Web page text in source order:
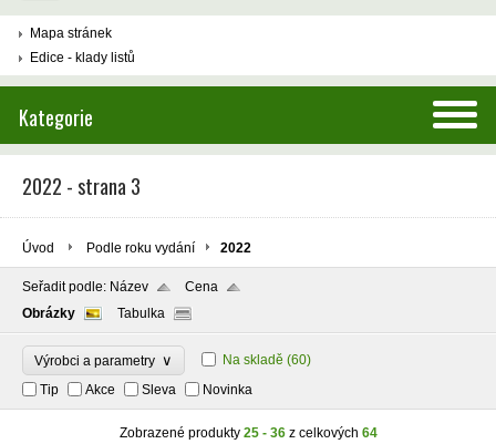
Mapa stránek
Edice - klady listů
Kategorie
2022 - strana 3
Úvod Podle roku vydání 2022
Seřadit podle: Název
Cena
Obrázky
Tabulka
Výrobci a parametry ∨ Na skladě (60)
Tip
Akce Sleva Novinka
Zobrazené produkty 25 - 36z celkových 64